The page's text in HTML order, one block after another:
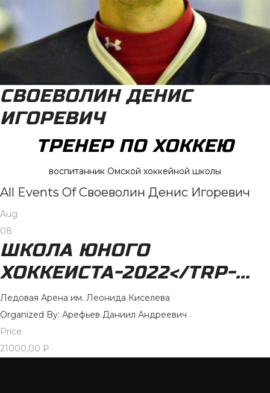
СВОЕВОЛИН ДЕНИС
ИГОРЕВИЧ
ТРЕНЕР ПО ХОККЕЮ
воспитанник Омской хоккейной школы
All Events Of Своеволин Денис Игоревич
Aug
08
ШКОЛА ЮНОГО
ХОККЕИСТА-2022</TRP-...
Ледовая Арена им. Леонида Киселева
Organized By: Арефьев Даниил Андреевич
Price:
21000,00 ₽